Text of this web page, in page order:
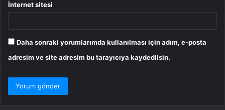
İnternet sitesi
Daha sonraki yorumlarımda kullanılması için adım, e-posta
adresim ve site adresim bu tarayıcıya kaydedilsin.